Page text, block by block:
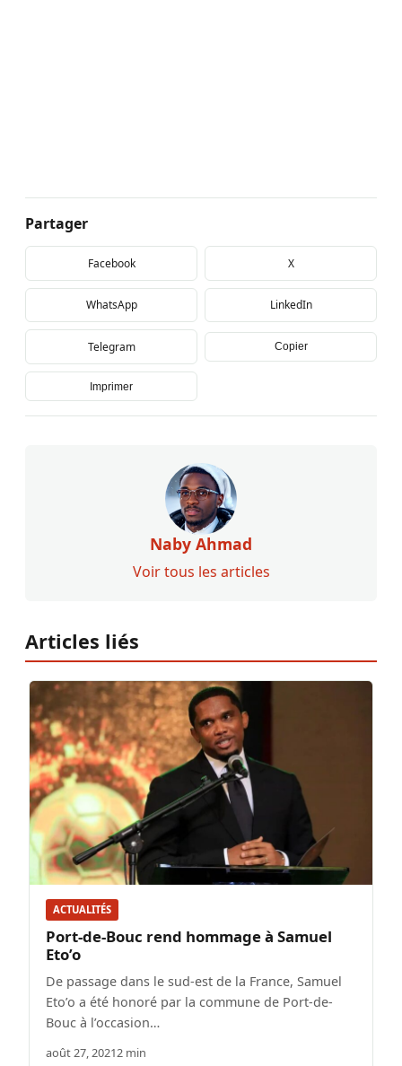
Partager
Facebook X
WhatsApp LinkedIn
Telegram Copier
Imprimer
Naby Ahmad
Voir tous les articles
Articles liés
ACTUALITÉS
Port-de-Bouc rend hommage à Samuel
Eto’o
De passage dans le sud-est de la France, Samuel
Eto’o a été honoré par la commune de Port-de-
Bouc à l’occasion…
août 27, 20212 min